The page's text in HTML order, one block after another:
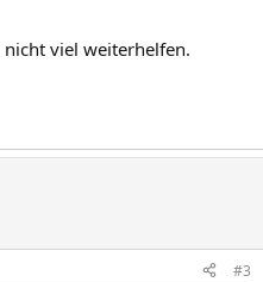
viel weiterhelfen.
#3